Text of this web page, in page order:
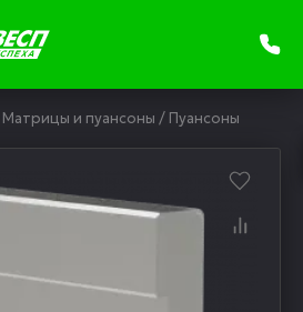
Матрицы и пуансоны / Пуансоны